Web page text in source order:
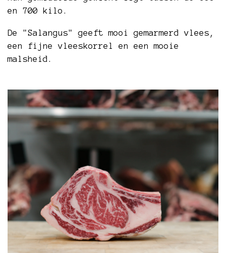
en 700 kilo.
De "Salangus" geeft mooi gemarmerd vlees,
een fijne vleeskorrel en een mooie
malsheid.